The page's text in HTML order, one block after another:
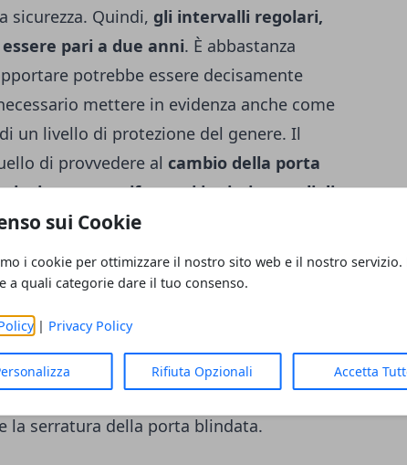
sui Cookie
i cookie per ottimizzare il nostro sito web e il nostro servizio.
a quali categorie dare il tuo consenso.
| Privacy Policy
Rifiuta Opzionali Accetta
sicurezza. Quindi, gli intervalli regolari,
pari a due anni. È abbastanza
potrebbe essere decisamente
mettere in evidenza anche come
un livello di protezione del genere. Il
di provvedere al cambio della porta
a manifestarsi i primi segnali di
dei danni abituali legati al trascorrere
manomettere e da aprire per i
è molto più alto anche il pericolo di
per incepparsi all’interno del
all’interno della serratura. Se
lubrificanti può essere d’aiuto, ecco che
la serratura della porta blindata.